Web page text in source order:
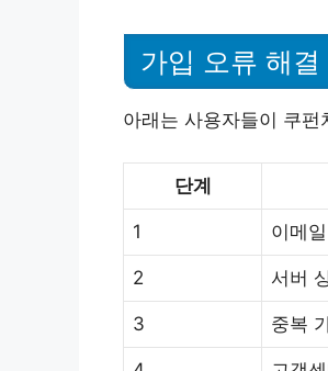
가입 오류 해결
아래는 사용자들이 쿠
단계
1 이메
2 서버
3 중복